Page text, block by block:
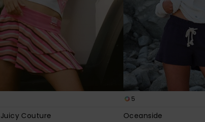
Juicy Couture
5
Oceanside